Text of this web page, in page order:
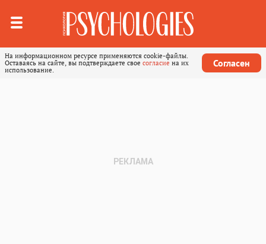
На информационном ресурсе применяются cookie-файлы.
Оставаясь на сайте, вы подтверждаете свое согласие на их
использование.
Согласен